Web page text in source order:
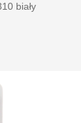
biały